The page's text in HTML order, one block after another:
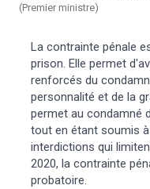
municipaux
sur la commune
voirie, arrêté de
domaine public
à la commune
(Premier ministre)
La contrainte pénale
prison. Elle permet
renforcés du
personnalité et de la
permet au condamné
tout en étant soumis
interdictions qui
2020, la contrainte
probatoire.